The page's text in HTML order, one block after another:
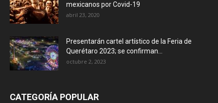
mexicanos por Covid-19
abril 23, 2020
Presentarán cartel artístico de la Feria de
Querétaro 2023; se confirman...
octubre 2, 2023
CATEGORÍA POPULAR